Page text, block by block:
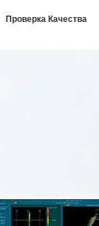
Проверка Качества